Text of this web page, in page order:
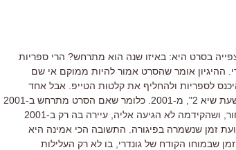
בסרט היא: באיזו שנה הוא מתרחש? הרי ספריות
ההיגיון אומר שהסרט אמור להיות ממוקם אי שם
הדי.וי.די להיכנס לספריות ולהחליף את קלטות הטייפ. אבל אחד
הסרטים שזוכים לגרסה משוּודת בסרט הוא "שעת שיא 2", מ-2001. כלומר שאם הסרט מתרחש ב-2001
או 2002 הרי שהוא מציג עיירה שנשכחה מאחור, ושהקידמה לא הגיעה אליה, עיירה בה רק ב-2001
זמן שנשמרה בפיגורה. התשובה הכי אמינה היא
שבמוחו הקודח של גונדרי, בו לא רק העלילות